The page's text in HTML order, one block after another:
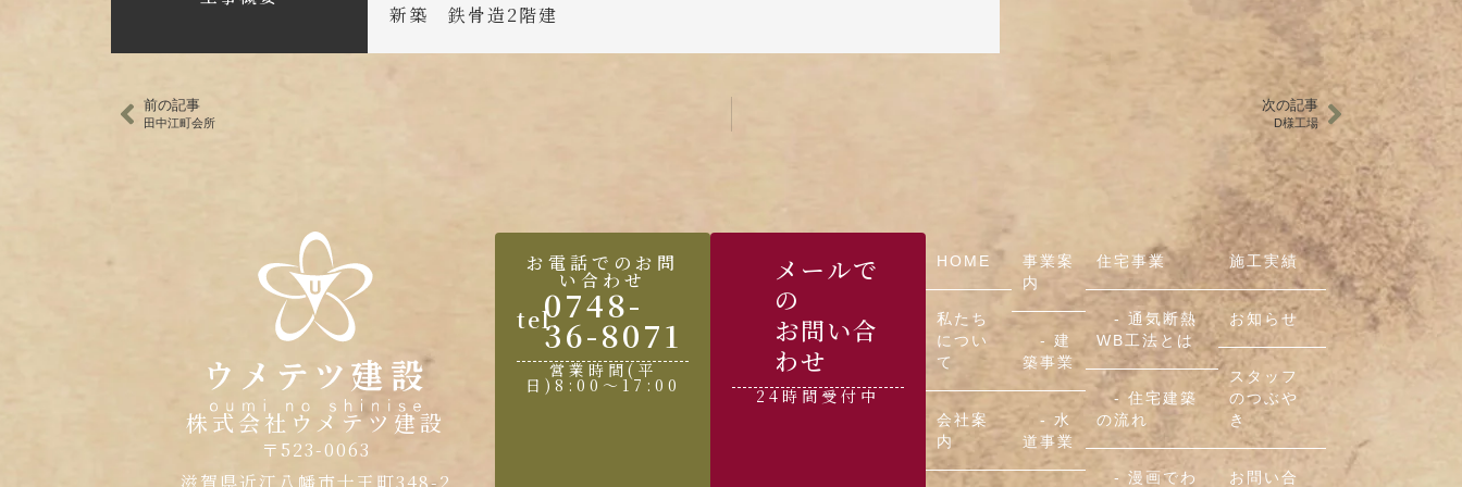
新築 鉄骨造2階建
前の記事
田中江町会所
次の記事
D様工場
株式会社ウメテツ建設
〒523-0063
お電話でのお問
い合わせ
tel.0748-
36-8071
営業時間(平
日)8:00〜17:00
メールで
の
お問い合
わせ
24時間受付中
HOME
私たち
につい
て
会社案
内
事業案
内
- 建
築事業
- 水
道事業
住宅事業
- 通気断熱
WB工法とは
- 住宅建築
の流れ
- 漫画でわ
施工実績
お知らせ
スタッフ
のつぶや
き
お問い合